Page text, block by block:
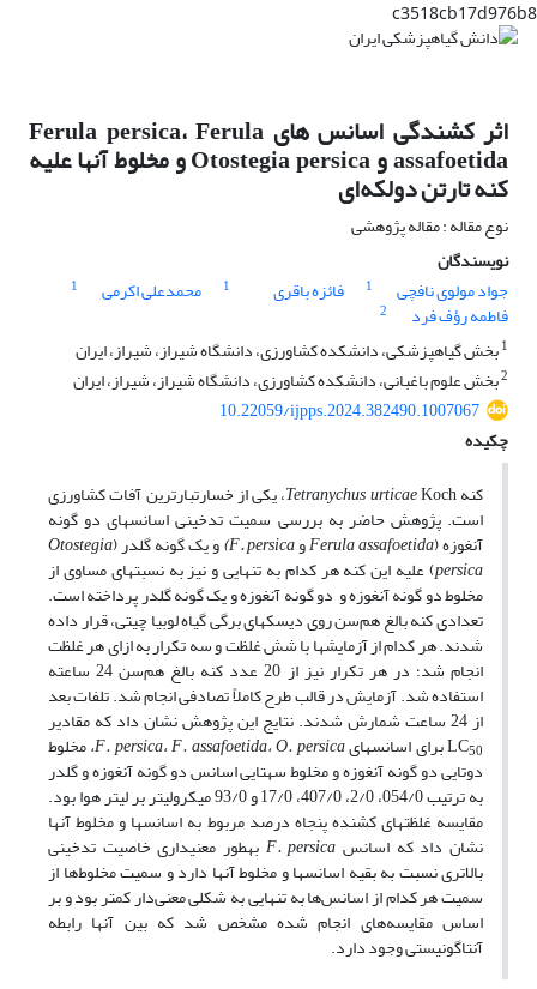
c3518cb17d976b8
اثر کشندگی اسانس ‌های Ferula persica، Ferula
assafoetida و Otostegia persica و مخلوط آنها علیه
کنه تارتن دولکه‌ای
نوع مقاله : مقاله پژوهشی
نویسندگان
جواد مولوی نافچی
1 فائزه باقری 1 محمدعلی اکرمی 1
فاطمه رؤف فرد
2
1بخش گیاهپزشکی، دانشکده کشاورزی، دانشگاه شیراز، شیراز، ایران
2بخش علوم باغبانی، دانشکده کشاورزی، دانشگاه شیراز، شیراز، ایران
10.22059/ijpps.2024.382490.1007067
چکیده
کنه
Tetranychus urticaeKoch، یکی از خسارت­بارترین آفات کشاورزی
است. پژوهش حاضر به بررسی سمیت تدخینی اسانس­های دو گونه
آنغوزه (Ferula assafoetidaوF. persica
)و یک گونه گلدر (Otostegia
persica) علیه این کنه هر کدام به تنهایی و نیز به نسبت­های مساوی از
مخلوط‌ دو گونه آنغوزه و ‌ دو گونه آنغوزه و یک گونه گلدر پرداخته است.
تعدادی کنه بالغ هم‌سن روی دیسک­های برگی گیاه لوبیا چیتی، قرار داده
شدند. هر کدام از آزمایش­ها با شش غلظت و سه تکرار به ازای هر غلظت
انجام شد؛ در هر تکرار نیز از 20 عدد کنه بالغ هم‌سن 24 ساعته
استفاده شد. آزمایش در قالب طرح کاملاً تصادفی انجام شد. تلفات بعد
از 24 ساعت شمارش شدند. نتایج این پژوهش نشان داد که مقادیر
LC50 برای اسانس­های F. persica،F. assafoetida،O. persica ،مخلوط
دوتایی دو گونه آنغوزه و مخلوط سه­تایی اسانس دو گونه آنغوزه و گلدر
به ترتیب 054/0، 2/0، 407/0، 17/0 و 93/0 میکرولیتر بر لیتر هوا بود.
مقایسه غلظت­های کشنده پنجاه درصد مربوط به اسانس­ها و مخلوط آنها
نشان داد که اسانس F. persica به­طور معنی­داری خاصیت تدخینی
بالاتری نسبت به بقیه اسانس­ها و مخلوط آن­ها دارد و سمیت مخلوط‌ها از
سمیت هر کدام از اسانس‌ها به تنهایی به شکلی معنی‌دار کمتر بود و بر
اساس مقایسه‌های انجام شده مشخص شد که بین آنها رابطه
آنتاگونیستی وجود دارد.